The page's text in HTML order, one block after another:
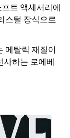
트 액세서리에
스털 장식으로
메탈릭 재질이
사하는 로에베